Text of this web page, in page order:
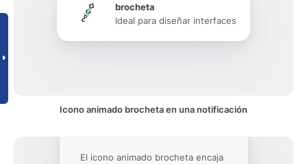
brocheta
Ideal para diseñar interfaces
Icono animado brocheta en una notificación
El icono animado brocheta encaja